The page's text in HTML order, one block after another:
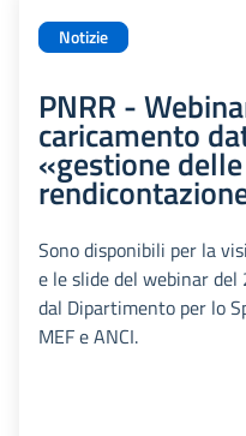
Notizie
PNRR -
caricamento
«gestione
Sono disponibili per la
e le slide del webinar
dal Dipartimento per lo
MEF e ANCI.